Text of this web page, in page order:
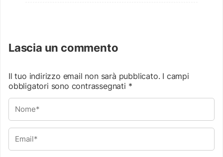
Lascia un commento
Il tuo indirizzo email non sarà pubblicato. I campi
obbligatori sono contrassegnati *